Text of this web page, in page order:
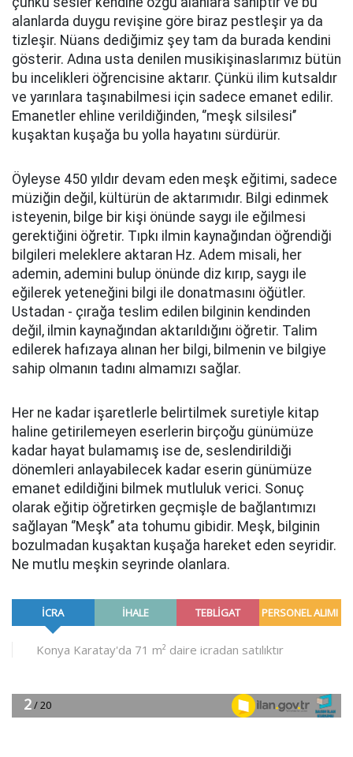
alanlarda duygu revişine göre biraz pestleşir ya da
tizleşir. Nüans dediğimiz şey tam da burada kendini
gösterir. Adına usta denilen musikişinaslarımız bütün
bu incelikleri öğrencisine aktarır. Çünkü ilim kutsaldır
ve yarınlara taşınabilmesi için sadece emanet edilir.
Emanetler ehline verildiğinden, ‘’meşk silsilesi’’
kuşaktan kuşağa bu yolla hayatını sürdürür.
Öyleyse 450 yıldır devam eden meşk eğitimi, sadece
müziğin değil, kültürün de aktarımıdır. Bilgi edinmek
isteyenin, bilge bir kişi önünde saygı ile eğilmesi
gerektiğini öğretir. Tıpkı ilmin kaynağından öğrendiği
bilgileri meleklere aktaran Hz. Adem misali, her
ademin, ademini bulup önünde diz kırıp, saygı ile
eğilerek yeteneğini bilgi ile donatmasını öğütler.
Ustadan - çırağa teslim edilen bilginin kendinden
değil, ilmin kaynağından aktarıldığını öğretir. Talim
edilerek hafızaya alınan her bilgi, bilmenin ve bilgiye
sahip olmanın tadını almamızı sağlar.
Her ne kadar işaretlerle belirtilmek suretiyle kitap
haline getirilemeyen eserlerin birçoğu günümüze
kadar hayat bulamamış ise de, seslendirildiği
dönemleri anlayabilecek kadar eserin günümüze
emanet edildiğini bilmek mutluluk verici. Sonuç
olarak eğitip öğretirken geçmişle de bağlantımızı
sağlayan ‘’Meşk’’ ata tohumu gibidir. Meşk, bilginin
bozulmadan kuşaktan kuşağa hareket eden seyridir.
Ne mutlu meşkin seyrinde olanlara.